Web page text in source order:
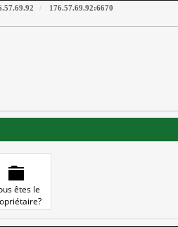
176.57.69.92:6670
êtes le